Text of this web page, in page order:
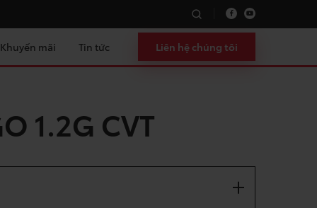
Khuyến mãi Tin tức Liên hệ chúng tôi
1.2G CVT